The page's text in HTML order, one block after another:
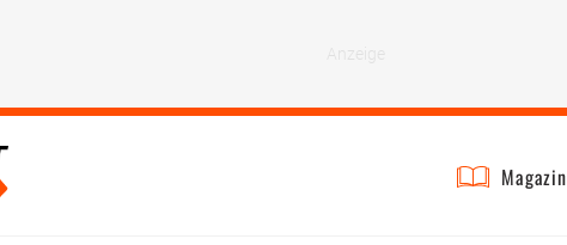
Magazin